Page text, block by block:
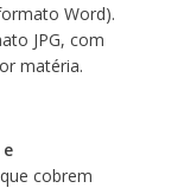
Word).
JPG, com
matéria.
cobrem